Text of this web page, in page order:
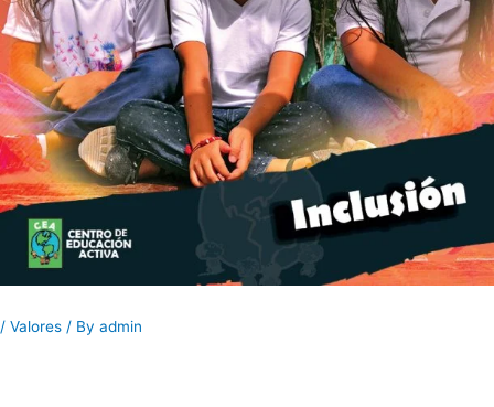
/ Valores / By admin